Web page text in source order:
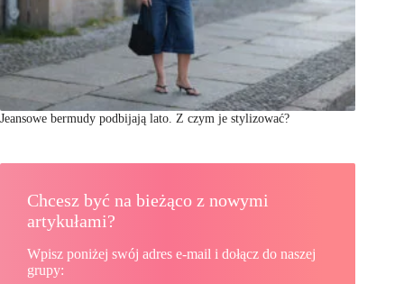
Jeansowe bermudy podbijają lato. Z czym je stylizować?
Chcesz być na bieżąco z nowymi
artykułami?
Wpisz poniżej swój adres e-mail i dołącz do naszej
grupy: